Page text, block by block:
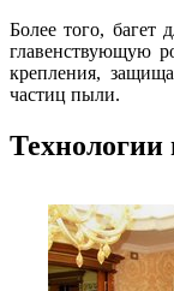
Более того, багет
главенствующую
крепления,
частиц пыли.